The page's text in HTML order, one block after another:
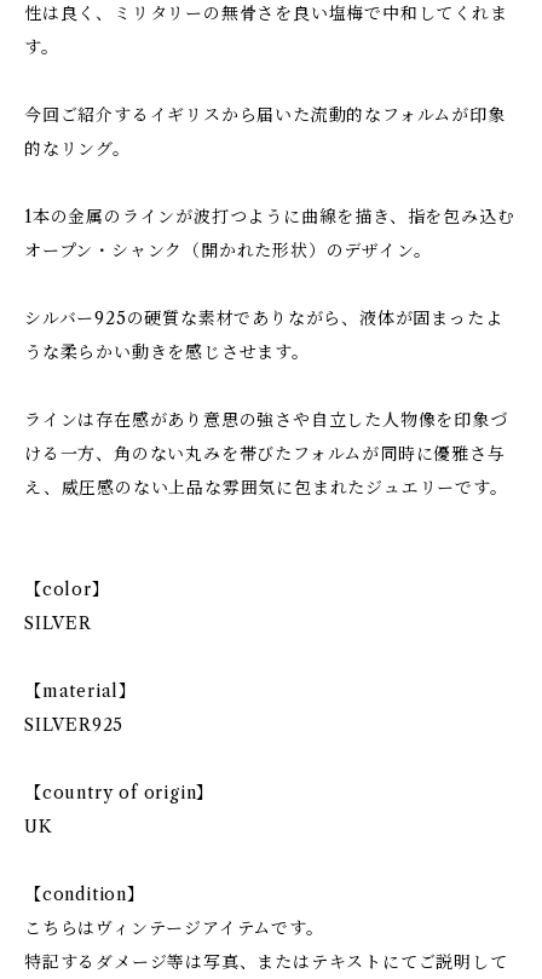
性は良く、ミリタリーの無骨さを良い塩梅で中和してくれま
す。
今回ご紹介するイギリスから届いた流動的なフォルムが印象
的なリング。
1本の金属のラインが波打つように曲線を描き、指を包み込む
オープン・シャンク（開かれた形状）のデザイン。
シルバー925の硬質な素材でありながら、液体が固まったよ
うな柔らかい動きを感じさせます。
ラインは存在感があり意思の強さや自立した人物像を印象づ
ける一方、角のない丸みを帯びたフォルムが同時に優雅さ与
え、威圧感のない上品な雰囲気に包まれたジュエリーです。
【color】
SILVER
【material】
SILVER925
【country of origin】
UK
【condition】
こちらはヴィンテージアイテムです。
特記するダメージ等は写真、またはテキストにてご説明して